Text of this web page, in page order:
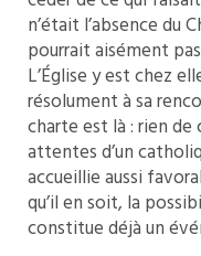
n’était l’absence du
pourrait aisément
L’Église y est chez
résolument à sa
charte est là : rien de
attentes d’un
accueillie aussi
qu’il en soit, la
constitue déjà un